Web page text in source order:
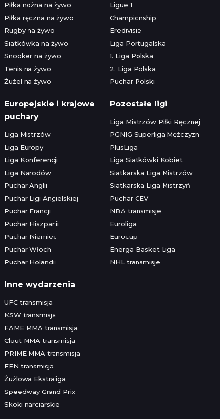
Piłka nożna na żywo
Piłka ręczna na żywo
Rugby na żywo
Siatkówka na żywo
Snooker na żywo
Tenis na żywo
Żużel na żywo
Ligue 1
Championship
Eredivisie
Liga Portugalska
1. Liga Polska
2. Liga Polska
Puchar Polski
Europejskie i krajowe
puchary
Liga Mistrzów
Liga Europy
Liga Konferencji
Liga Narodów
Puchar Anglii
Puchar Ligi Angielskiej
Puchar Francji
Puchar Hiszpanii
Puchar Niemiec
Puchar Włoch
Puchar Holandii
Pozostałe ligi
Liga Mistrzów Piłki Ręcznej
PGNIG Superliga Mężczyzn
PlusLiga
Liga Siatkówki Kobiet
Siatkarska Liga Mistrzów
Siatkarska Liga Mistrzyń
Puchar CEV
NBA transmisje
Euroliga
Eurocup
Energa Basket Liga
NHL transmisje
Inne wydarzenia
UFC transmisja
KSW transmisja
FAME MMA transmisja
Clout MMA transmisja
PRIME MMA transmisja
FEN transmisja
Żużlowa Ekstraliga
Speedway Grand Prix
Skoki narciarskie